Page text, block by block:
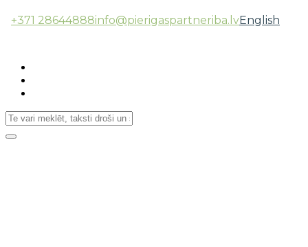
+371 28644888info@pierigaspartneriba.lvEnglish
Toggle